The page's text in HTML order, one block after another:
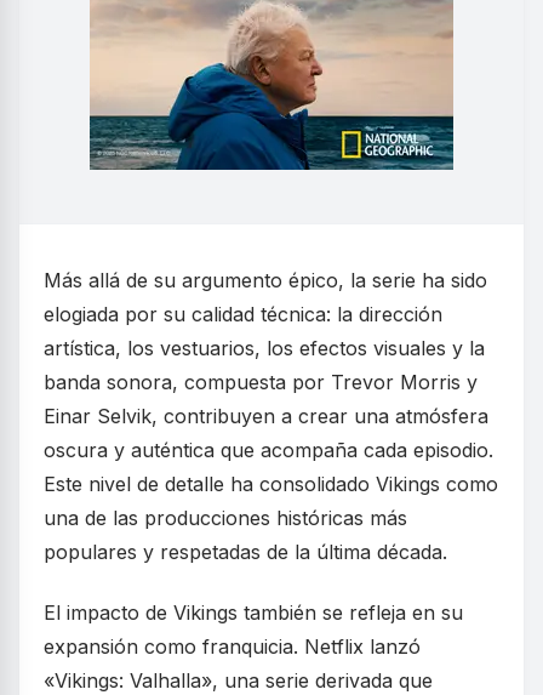
Más allá de su argumento épico, la serie ha sido
elogiada por su calidad técnica: la dirección
artística, los vestuarios, los efectos visuales y la
banda sonora, compuesta por Trevor Morris y
Einar Selvik, contribuyen a crear una atmósfera
oscura y auténtica que acompaña cada episodio.
Este nivel de detalle ha consolidado Vikings como
una de las producciones históricas más
populares y respetadas de la última década.
El impacto de Vikings también se refleja en su
expansión como franquicia. Netflix lanzó
«Vikings: Valhalla», una serie derivada que